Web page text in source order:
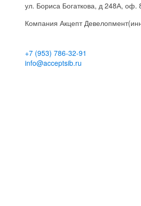
ул. Бориса Богаткова, д 248А, оф.
Компания Акцепт
+7 (953) 786-32-91
info@acceptsib.ru